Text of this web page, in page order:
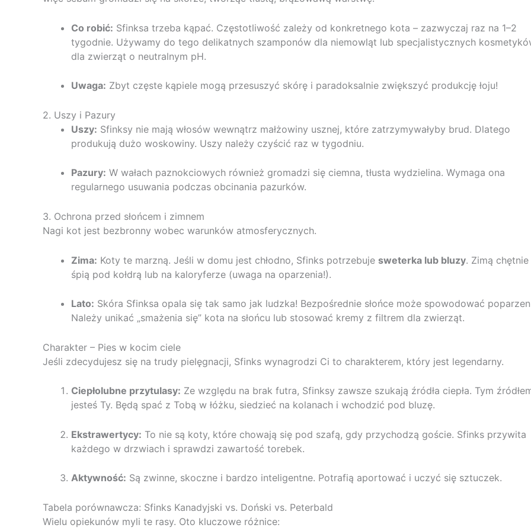
Co robić: Sfinksa trzeba kąpać. Częstotliwość zależy od konkretnego kota – zazwyczaj raz na 1–2
tygodnie. Używamy do tego delikatnych szamponów dla niemowląt lub specjalistycznych
dla zwierząt o neutralnym pH.
Uwaga: Zbyt częste kąpiele mogą przesuszyć skórę i paradoksalnie zwiększyć produkcję łoju!
2. Uszy i Pazury
Uszy: Sfinksy nie mają włosów wewnątrz małżowiny usznej, które zatrzymywałyby brud. Dlatego
produkują dużo woskowiny. Uszy należy czyścić raz w tygodniu.
Pazury: W wałach paznokciowych również gromadzi się ciemna, tłusta wydzielina. Wymaga ona
regularnego usuwania podczas obcinania pazurków.
3. Ochrona przed słońcem i zimnem
Nagi kot jest bezbronny wobec warunków atmosferycznych.
Zima: Koty te marzną. Jeśli w domu jest chłodno, Sfinks potrzebuje sweterka lub bluzy. Zimą chętnie
śpią pod kołdrą lub na kaloryferze (uwaga na oparzenia!).
Lato: Skóra Sfinksa opala się tak samo jak ludzka! Bezpośrednie słońce może spowodować
Należy unikać „smażenia się” kota na słońcu lub stosować kremy z filtrem dla zwierząt.
Charakter – Pies w kocim ciele
Jeśli zdecydujesz się na trudy pielęgnacji, Sfinks wynagrodzi Ci to charakterem, który jest legendarny.
Ciepłolubne przytulasy: Ze względu na brak futra, Sfinksy zawsze szukają źródła ciepła. Tym
jesteś Ty. Będą spać z Tobą w łóżku, siedzieć na kolanach i wchodzić pod bluzę.
Ekstrawertycy: To nie są koty, które chowają się pod szafą, gdy przychodzą goście. Sfinks przywita
każdego w drzwiach i sprawdzi zawartość torebek.
Aktywność: Są zwinne, skoczne i bardzo inteligentne. Potrafią aportować i uczyć się sztuczek.
Tabela porównawcza: Sfinks Kanadyjski vs. Doński vs. Peterbald
Wielu opiekunów myli te rasy. Oto kluczowe różnice: